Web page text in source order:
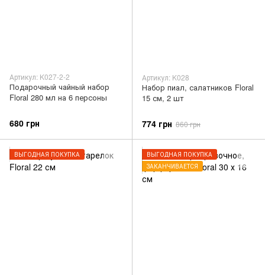
Артикул: K027-2-2
Подарочный чайный набор
Floral 280 мл на 6 персоны
680 грн
Артикул: K028
Набор пиал, салатников Floral
15 см, 2 шт
774 грн 860 грн
ВЫГОДНАЯ ПОКУПКА
ВЫГОДНАЯ ПОКУПКА
ЗАКАНЧИВАЕТСЯ